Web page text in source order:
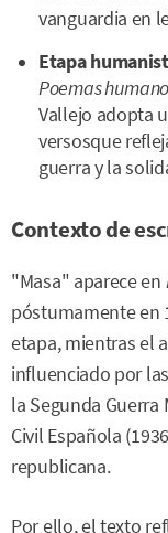
vanguardia en
Etapa
Poemas
Vallejo adopta
versosque
guerra y la
Contexto de
"Masa" aparece en
póstumamente en
etapa, mientras el
influenciado por
la Segunda Guerra
Civil Española
republicana.
Por ello, el texto